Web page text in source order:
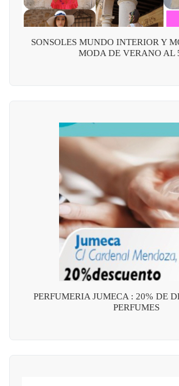
SONSOLES MUNDO INTERIOR Y
MODA DE VERANO AL
PERFUMERIA JUMECA : 20% DE
PERFUMES